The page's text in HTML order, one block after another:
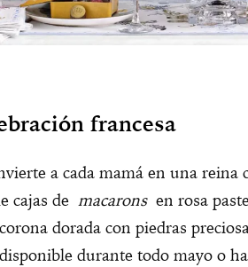
francesa
a cada mamá en una reina
cajas de macaronsen rosa
dorada con piedras
durante todo mayo o